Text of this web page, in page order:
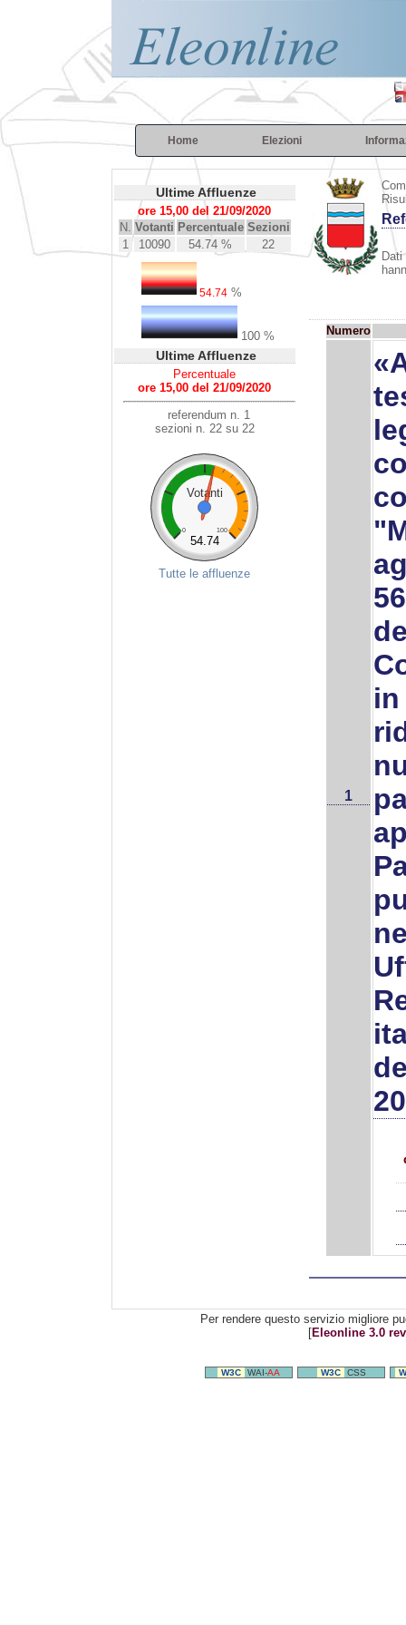
Home Elezioni
Ultime Affluenze
ore 15,00 del 21/09/2020
N. Votanti Percentuale Sezioni
1
10090 54.74 % 22
54.74%
100 %
Ultime Affluenze
Percentuale
ore 15,00 del 21/09/2020
referendum n. 1
sezioni n. 22 su 22
Votanti
0 100
54.74
Tutte le affluenze
Numero
1
in
Per rendere questo servizio migliore
[Eleonline 3.0
W3C WAI-AA W3C CSS